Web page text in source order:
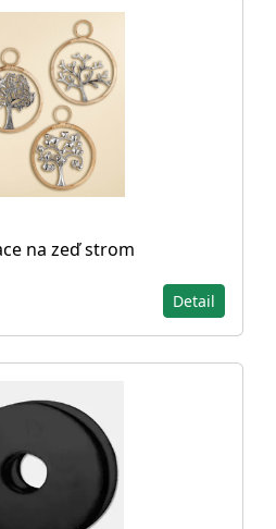
na zeď strom
Detail